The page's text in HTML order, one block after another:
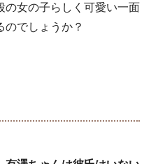
の女の子らしく可愛い一面
のでしょうか？